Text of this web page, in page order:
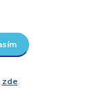
zde.